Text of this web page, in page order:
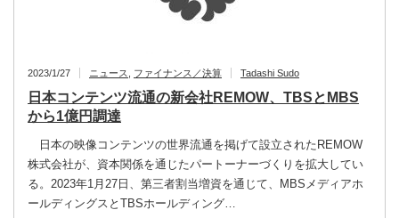
2023/1/27 ニュース ファイナンス／決算 Tadashi Sudo
日本コンテンツ流通の新会社REMOW、TBSとMBS
から1億円調達
日本の映像コンテンツの世界流通を掲げて設立されたREMOW
株式会社が、資本関係を通じたパートーナーづくりを拡大してい
る。2023年1月27日、第三者割当増資を通じて、MBSメディアホ
ールディングスとTBSホールディング…